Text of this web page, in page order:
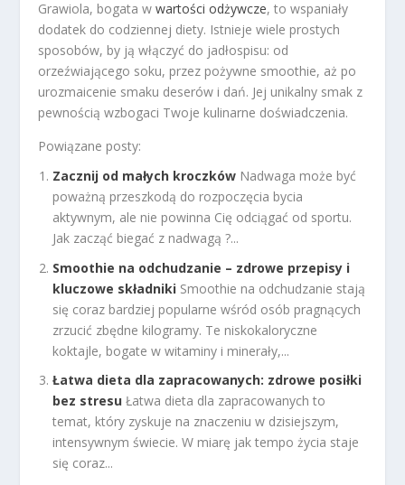
Grawiola, bogata wwartości odżywcze, to wspaniały
dodatek do codziennej diety. Istnieje wiele prostych
sposobów, by ją włączyć do jadłospisu: od
orzeźwiającego soku, przez pożywne smoothie, aż po
urozmaicenie smaku deserów i dań. Jej unikalny smak z
pewnością wzbogaci Twoje kulinarne doświadczenia.
Powiązane posty:
Zacznij od małych kroczków Nadwaga może być
poważną przeszkodą do rozpoczęcia bycia
aktywnym, ale nie powinna Cię odciągać od sportu.
Jak zacząć biegać z nadwagą ?...
Smoothie na odchudzanie – zdrowe przepisy i
kluczowe składniki Smoothie na odchudzanie stają
się coraz bardziej popularne wśród osób pragnących
zrzucić zbędne kilogramy. Te niskokaloryczne
koktajle, bogate w witaminy i minerały,...
Łatwa dieta dla zapracowanych: zdrowe posiłki
bez stresu Łatwa dieta dla zapracowanych to
temat, który zyskuje na znaczeniu w dzisiejszym,
intensywnym świecie. W miarę jak tempo życia staje
się coraz...